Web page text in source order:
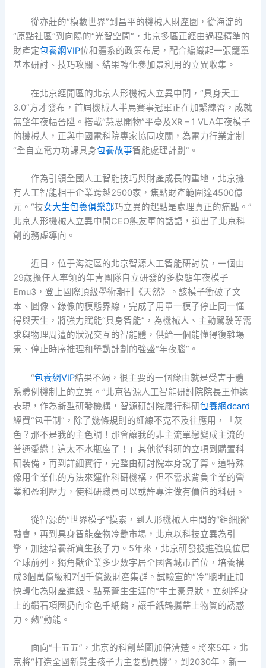
從亦莊的“模數世界”到昌平的機械人財產園，從海淀的
“原點社區”到向陽的“光智空間”，北京多區正經由過程精準的
財產定包養網VIP位和體系的政策布局，配合編織起一張籠罩
基本研討、技巧攻關、結果轉化參加景利用的立異收集。
在北京經開區的北京人形機械人立異中間，“具身天工
3.0”方才發布，首屆機械人半馬賽事冠軍正在加緊練習，成就
無望年夜幅晉陞。搭載“慧思開物”平臺及XR – 1 VLA年夜模子
的機械人，正與中國電科院專家協同攻關，為電力行業定制
“全自立電力功課具身包養故事智能處理計劃”。
作為引領全國人工智能技巧與財產成長的重地，北京擁
有人工智能相干企業跨越2500家，焦點財產範圍達4500億
元。“技女大生包養俱樂部巧立異的起點是處理真正的痛點。”
北京人形機械人立異中間CEO熊友軍的話語，道出了北京科
創的務虛導向。
近日，位于海淀區的北京智源人工智能研討院，一個由
29歲擔任人率領的年青團隊自立研發的多模態年夜模子
Emu3，登上國際頂級學術期刊《天然》。該模子衝破了文
本、圖像、錄像的模態界線，完成了用單一模子停止同一懂
得與天生，將強力賦能“具身智能”，為機械人、主動駕駛等需
求與物理周遭的狀況交互的智能體，供給一個能懂得復雜場
景、停止時序推理和舉動計劃的強盛“年夜腦”。
“包養網VIP結果不竭，很主要的一個緣由就是受害于體
系體例機制上的立異。”北京智源人工智能研討院院長王仲遠
表現，作為新型研發機構，智源研討院履行科研包養網dcard
經費“包干制”，除了幾條規則的紅線不克不及往應用，「灰
色？那不是我的主色調！那會讓我的非主流單戀變成主流的
普通愛戀！這太不水瓶座了！」其他從科研的立項到購置科
研裝備，再到詳細實行，完整由研討院本身說了算。這特殊
像用企業化的方法來運作科研機構，但不需求背負企業的營
業和盈利壓力，使科研職員可以或許專注做有價值的科研。
從智源的“世界模子”摸索，到人形機械人中間的“鉅細腦”
融會，再到具身智能產物冷艷市場，北京以科技立異為引
擎，加速培養新質生孩子力。5年來，北京研發投進強度位居
全球前列，獨角獸企業多少數字居全國各城市首位，培養構
成3個萬億級和7個千億級財產集群。試驗室的“冷”聰明正加
快轉化為財產進級、點亮蒼生生涯的“牛土豪見狀，立刻將身
上的鑽石項圈扔向金色千紙鶴，讓千紙鶴攜帶上物質的誘惑
力。熱”動能。
面向“十五五”，北京的科創藍圖加倍清楚。將來5年，北
京將“打造全國新質生孩子力主要動員機”，到2030年，新一